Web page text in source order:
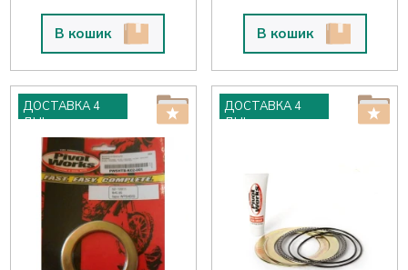
В кошик В кошик
ДОСТАВКА 4
ДНІ
ДОСТАВКА 4
ДНІ